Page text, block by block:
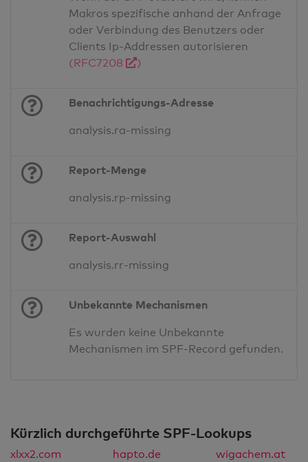
Makros spezifische anhand der Anfrage
oder Verbindung des Benutzers oder
Clients Ip-Addressen autorisieren
(RFC7208
)
Benachrichtigungs-Adresse
analysis.ra-missing
Report-Menge
analysis.rp-missing
Report-Auswahl
analysis.rr-missing
Unbekannte Mechanismen
Es wurden keine Unbekannte
Mechanismen im SPF-Record gefunden.
Kürzlich durchgeführte SPF-Lookups
xlxx2.com hapto.de
wigachem.at